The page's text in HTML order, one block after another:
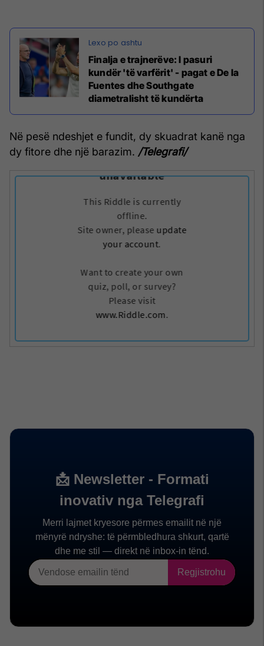
Finalja e trajnerëve: I pasuri
kundër 'të varfërit' - pagat e De la
Fuentes dhe Southgate
diametralisht të kundërta
Në pesë ndeshjet e fundit, dy skuadrat kanë nga
dy fitore dhe një barazim. /Telegrafi/